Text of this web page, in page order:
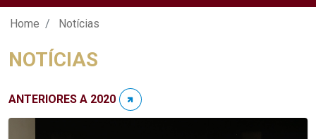
Notícias - Unicap
Home Notícias
NOTÍCIAS
ANTERIORES A 2020